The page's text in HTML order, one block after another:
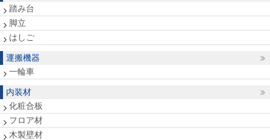
踏み台
脚立
はしご
運搬機器
一輪車
内装材
化粧合板
フロア材
木製壁材